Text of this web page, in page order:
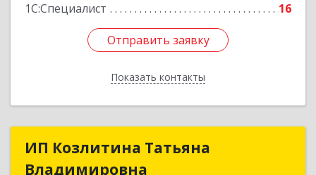
1С:Специалист
16
Отправить заявку
Показать контакты
Отправить заявку
Назад
ИП Козлитина Татьяна
Владимировна
ИП Козлитина Татьяна